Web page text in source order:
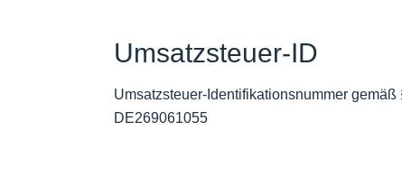
Umsatzsteuer-ID
Umsatzsteuer-Identifikationsnummer gemäß
DE269061055